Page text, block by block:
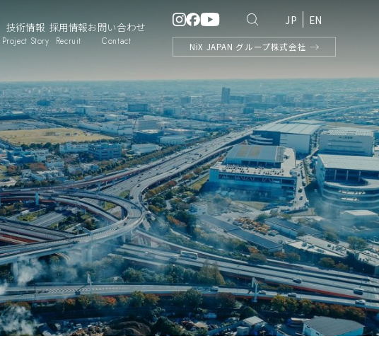
技術情報
Project Story
採用情報
Recruit
お問い合わせ
Contact
EN
JP
NiX JAPAN グループ株式会社